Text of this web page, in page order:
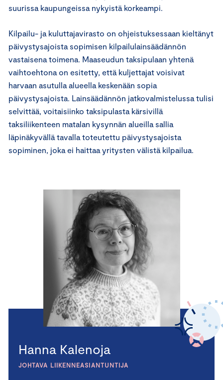
suurissa kaupungeissa nykyistä korkeampi.
Kilpailu- ja kuluttajavirasto on ohjeistuksessaan kieltänyt
päivystysajoista sopimisen kilpailulainsäädännön
vastaisena toimena. Maaseudun taksipulaan yhtenä
vaihtoehtona on esitetty, että kuljettajat voisivat
harvaan asutulla alueella keskenään sopia
päivystysajoista. Lainsäädännön jatkovalmistelussa tulisi
selvittää, voitaisiinko taksipulasta kärsivillä
taksiliikenteen matalan kysynnän alueilla sallia
läpinäkyvällä tavalla toteutettu päivystysajoista
sopiminen, joka ei haittaa yritysten välistä kilpailua.
Hanna Kalenoja
JOHTAVA LIIKENNEASIANTUNTIJA